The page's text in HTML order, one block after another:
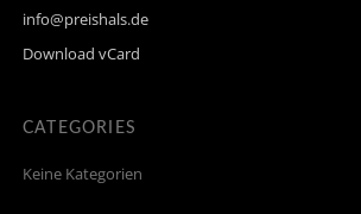
info@preishals.de
Download vCard
CATEGORIES
Keine Kategorien